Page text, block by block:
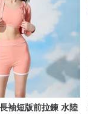
袖短版前拉鍊 水陸